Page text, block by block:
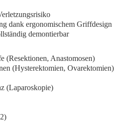
dank ergonomischem Griffdesign
demontierbar
(Resektionen, Anastomosen)
(Hysterektomien, Ovarektomien)
(Laparoskopie)